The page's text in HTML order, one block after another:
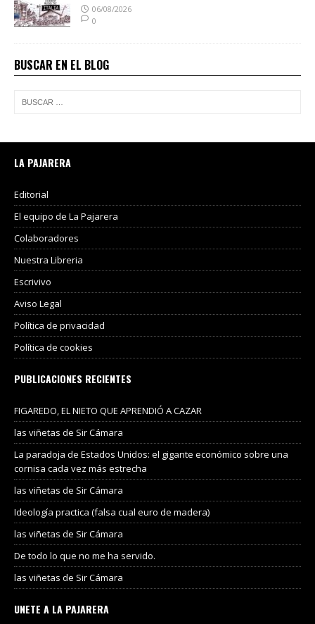
06/08/2026
0
BUSCAR EN EL BLOG
LA PAJARERA
Editorial
El equipo de La Pajarera
Colaboradores
Nuestra Libreria
Escrivivo
Aviso Legal
Política de privacidad
Política de cookies
PUBLICACIONES RECIENTES
FIGAREDO, EL NIETO QUE APRENDIÓ A CAZAR
las viñetas de Sir Cámara
La paradoja de Estados Unidos: el gigante económico sobre una
cornisa cada vez más estrecha
las viñetas de Sir Cámara
Ideología practica (falsa cual euro de madera)
las viñetas de Sir Cámara
De todo lo que no me ha servido.
las viñetas de Sir Cámara
UNETE A LA PAJARERA